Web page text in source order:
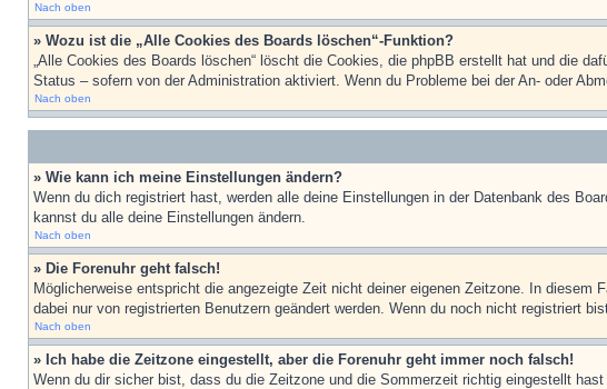
Nach oben
» Wozu ist die „Alle Cookies des Boards löschen“-Funktion?
„Alle Cookies des Boards löschen“ löscht die Cookies, die phpBB erstellt hat und die
Status – sofern von der Administration aktiviert. Wenn du Probleme bei der An- oder
Nach oben
» Wie kann ich meine Einstellungen ändern?
Wenn du dich registriert hast, werden alle deine Einstellungen in der Datenbank des
kannst du alle deine Einstellungen ändern.
Nach oben
» Die Forenuhr geht falsch!
Möglicherweise entspricht die angezeigte Zeit nicht deiner eigenen Zeitzone. In
dabei nur von registrierten Benutzern geändert werden. Wenn du noch nicht registriert
Nach oben
» Ich habe die Zeitzone eingestellt, aber die Forenuhr geht immer noch falsch!
Wenn du dir sicher bist, dass du die Zeitzone und die Sommerzeit richtig eingestellt